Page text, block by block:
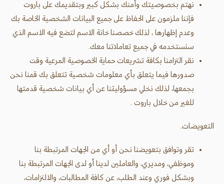
نهتم بخصوصيتك وأمنك بشكل كبير وبتقديمك على باروت
فإننا ملزمون على الحفاظ على جميع البيانات الشخصية الخاصة بك
وعدم إظهارها ، لذلك خصصنا خانة الاسم لتضع فيه الاسم الذي
سنستخدمه في جميع تعاملاتنا معك.
نقر التزامنا بكافة تشريعات حماية الخصوصية المرعية وقت
صدورها فيما يتعلق بأي معلومات شخصية تتعلق بك قمنا نحن
بجمعها، لذلك نخلي مسؤوليتنا عن أي بيانات شخصية قدمتها
للغير من خلال باروت .
التعويضات.
تقر وتوافق بتعويضنا نحن أو أي من الجهات المرتبطة بنا
وموظفي، ومديري، والعاملين لدينا أو لدى الجهات المرتبطة بنا
وبشكل فوري وعند الطلب، عن كافة المطالبات، والالتزامات،